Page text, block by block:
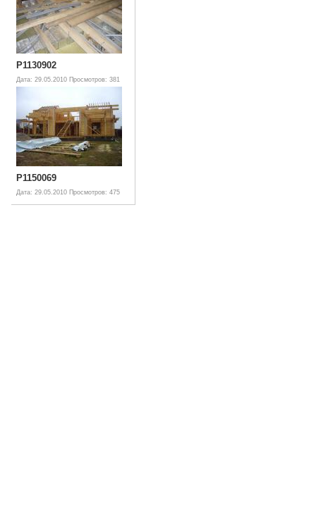
P1130902
Дата: 29.05.2010 Просмотров: 381
P1150069
Дата: 29.05.2010 Просмотров: 475